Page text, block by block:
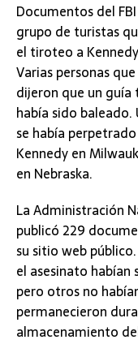
Documentos del
grupo de turistas
el tiroteo a
Varias personas
dijeron que un
había sido baleado.
se había
Kennedy en
en Nebraska.
La Administración
publicó 229
su sitio web
el asesinato
pero otros no
permanecieron
almacenamiento